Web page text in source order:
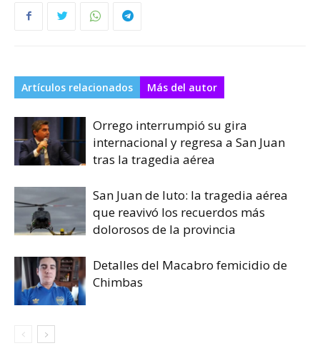
Artículos relacionados Más del autor
Orrego interrumpió su gira
internacional y regresa a San Juan
tras la tragedia aérea
San Juan de luto: la tragedia aérea
que reavivó los recuerdos más
dolorosos de la provincia
Detalles del Macabro femicidio de
Chimbas